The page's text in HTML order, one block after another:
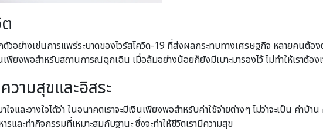
กตัวอย่างเช่นการแพร่ระบาดของไวรัสโควิด-19 ที่ส่งผลกระทบทางเศรษฐกิจ หลายคนต้อ
เพียงพอสำหรับสถานการณ์ฉุกเฉิน เมื่อล้มอย่างน้อยก็ยังมีเบาะมารองไว้ ไม่ทำให้เราต้อง
วามสุขและอิสระ
จและวางใจได้ว่า ในอนาคตเราจะมีเงินเพียงพอสำหรับค่าใช้จ่ายต่างๆ ไม่ว่าจะเป็น ค่าบ้
และทำกิจกรรมที่เหมาะสมกับฐานะ ซึ่งจะทำให้ชีวิตเรามีความสุข